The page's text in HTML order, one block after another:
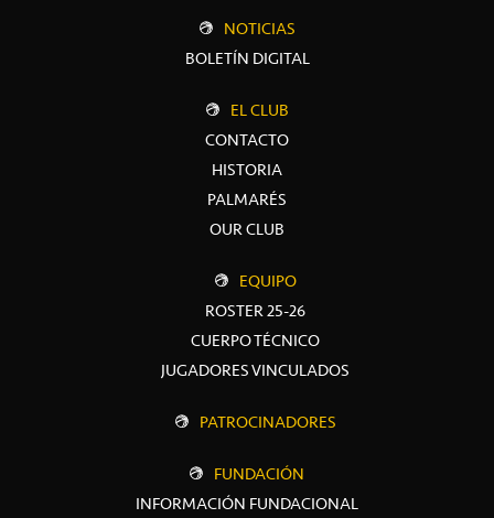
NOTICIAS
BOLETÍN DIGITAL
EL CLUB
CONTACTO
HISTORIA
PALMARÉS
OUR CLUB
EQUIPO
ROSTER 25-26
CUERPO TÉCNICO
JUGADORES VINCULADOS
PATROCINADORES
FUNDACIÓN
INFORMACIÓN FUNDACIONAL